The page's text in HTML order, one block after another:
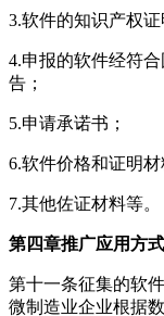
3.软件的知识产权
4.申报的软件经符
告；
5.申请承诺书；
6.软件价格和证明材
7.其他佐证材料等。
第四章推广应用方式
第十一条征集的软
微制造业企业根据